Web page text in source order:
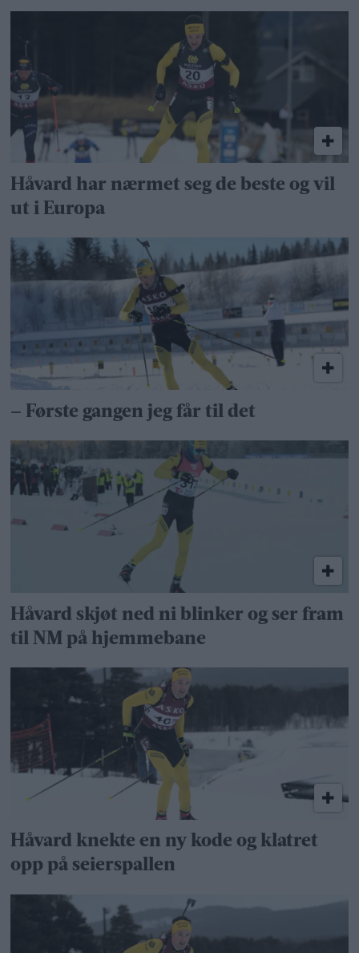
Håvard har nærmet seg de beste og vil
ut i Europa
– Første gangen jeg får til det
Håvard skjøt ned ni blinker og ser fram
til NM på hjemmebane
Håvard knekte en ny kode og klatret
opp på seierspallen